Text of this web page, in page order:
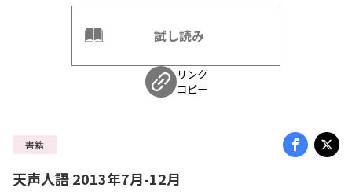
試し読み
リンク
コピー
書籍
天声人語 2013年7月-12月